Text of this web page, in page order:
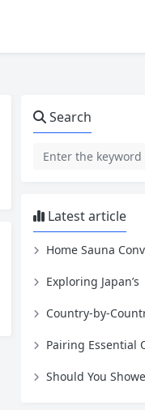
Search
Latest article
Home Sauna
Exploring Japan’s
Country-by-
Pairing Essential
Should You